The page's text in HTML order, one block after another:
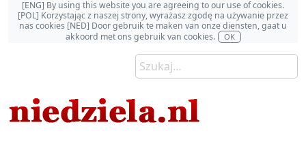
[ENG] By using this website you are agreeing to our use of cookies.
[POL] Korzystając z naszej strony, wyrażasz zgodę na używanie przez
nas cookies [NED] Door gebruik te maken van onze diensten, gaat u
akkoord met ons gebruik van cookies.
OK